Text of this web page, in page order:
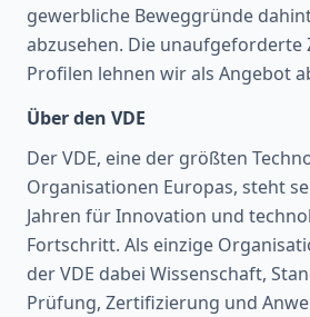
gewerbliche Beweggründe
abzusehen. Die unaufgeforderte
Profilen lehnen wir als Angebot
Über den VDE
Der VDE, eine der größten
Organisationen Europas, steht
Jahren für Innovation und
Fortschritt. Als einzige
der VDE dabei Wissenschaft,
Prüfung, Zertifizierung und